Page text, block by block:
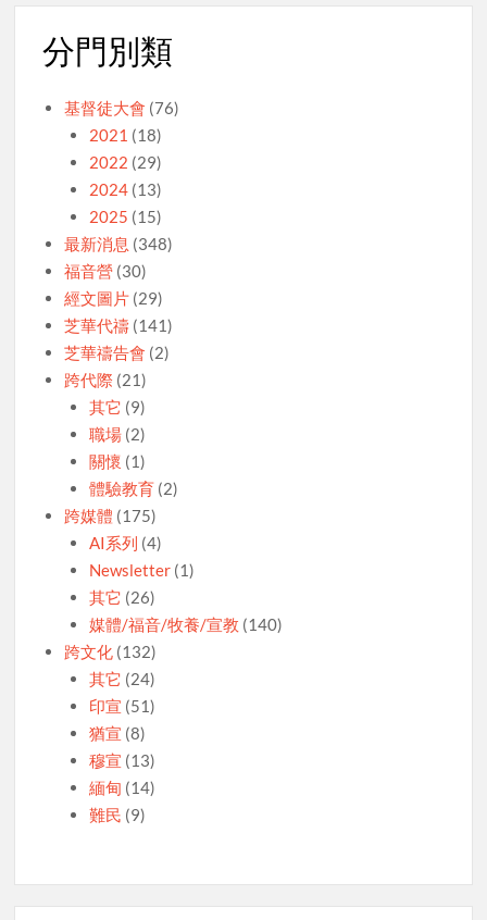
分門別類
基督徒大會 (76)
2021 (18)
2022 (29)
2024(13)
2025 (15)
最新消息 (348)
福音營 (30)
經文圖片 (29)
芝華代禱 (141)
芝華禱告會 (2)
跨代際 (21)
其它 (9)
職場(2)
關懷 (1)
體驗教育(2)
跨媒體 (175)
AI系列 (4)
Newsletter(1)
其它 (26)
媒體/福音/牧養/宣教 (140)
跨文化 (132)
其它 (24)
印宣 (51)
猶宣 (8)
穆宣 (13)
緬甸 (14)
難民 (9)